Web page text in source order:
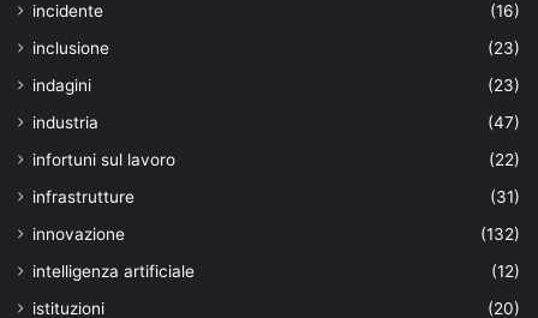
incidente
(16)
inclusione
(23)
indagini
(23)
industria
(47)
infortuni sul lavoro
(22)
infrastrutture
(31)
innovazione
(132)
intelligenza artificiale
(12)
istituzioni
(20)